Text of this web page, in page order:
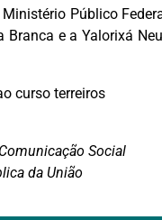
Público
Branca e a Yalorixá
Social
da União